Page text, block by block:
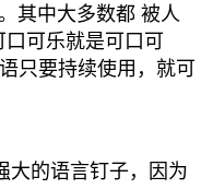
其中大多数都 被人
可乐就是可口可
只要持续使用，就可
大的语言钉子，因为